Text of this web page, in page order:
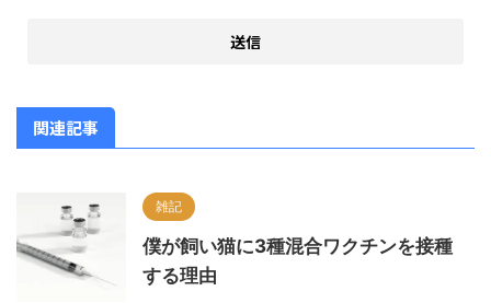
関連記事
雑記
僕が飼い猫に3種混合ワクチンを接種
する理由